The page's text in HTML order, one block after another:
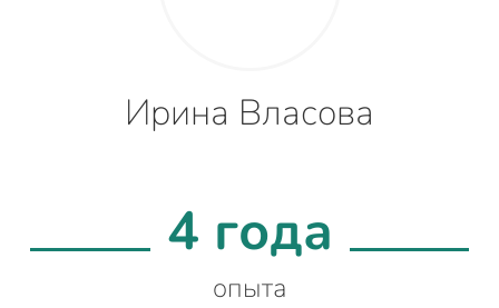
Ирина Власова
4 года
опыта